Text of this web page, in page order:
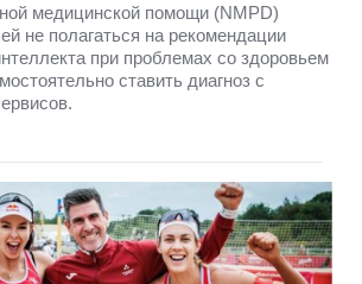
медицинской помощи (NMPD)
не полагаться на рекомендации
при проблемах со здоровьем
ставить диагноз с